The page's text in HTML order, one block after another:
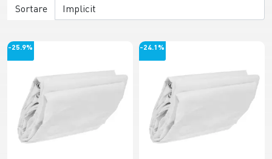
Sortare
-25.9% -24.1%